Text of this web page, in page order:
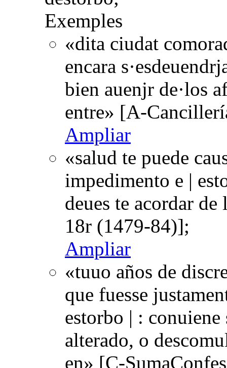
Exemples
«dita ciudat
encara
bien auenjr de·los
entre» [A-
Ampliar
«salud te puede
impedimento e |
deues te acordar
18r (1479-84)];
Ampliar
«tuuo años de
que fuesse
estorbo | : conuiene
alterado, o
en» [C-